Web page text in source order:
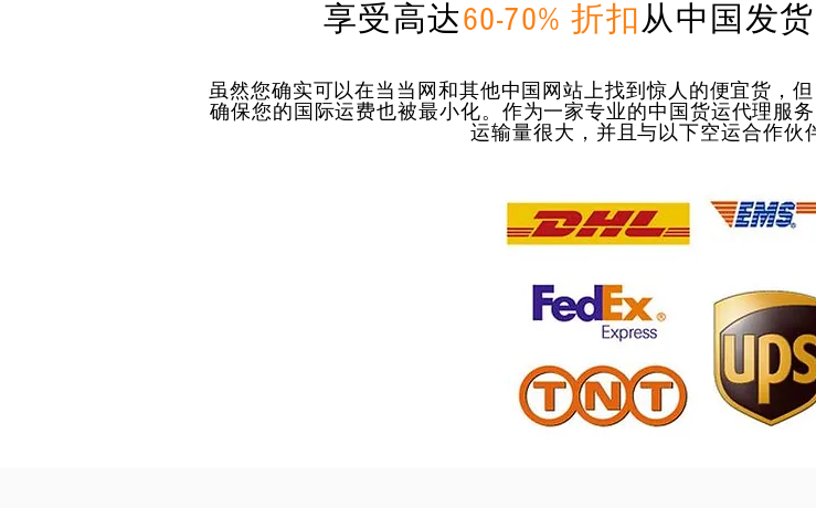
享受高达60-70% 折扣从中国发
虽然您确实可以在当当网和其他中国网站上找到惊人的便宜货，但
确保您的国际运费也被最小化。作为一家专业的中国货运代理服
运输量很大，并且与以下空运合作伙